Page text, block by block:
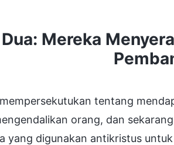
Mereka
tentang
orang, dan
yang digunakan antikristus